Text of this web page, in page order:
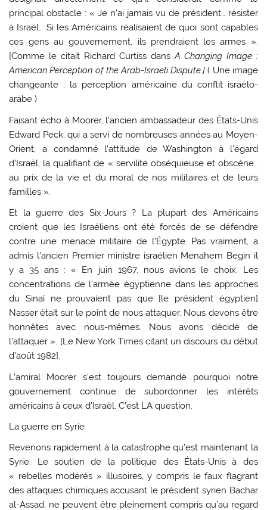
principal obstacle : « Je n’ai jamais vu de président… résister
à Israël… Si les Américains réalisaient de quoi sont capables
ces gens au gouvernement, ils prendraient les armes ».
[Comme le citait Richard Curtiss dansA Changing Image :
American Perception of the Arab-Israeli Dispute.]( Une image
changeante : la perception américaine du conflit israélo-
arabe )
Faisant écho à Moorer, l’ancien ambassadeur des États-Unis
Edward Peck, qui a servi de nombreuses années au Moyen-
Orient, a condamné l’attitude de Washington à l’égard
d’Israël, la qualifiant de « servilité obséquieuse et obscène…
au prix de la vie et du moral de nos militaires et de leurs
familles ».
Et la guerre des Six-Jours ? La plupart des Américains
croient que les Israéliens ont été forcés de se défendre
contre une menace militaire de l’Égypte. Pas vraiment, a
admis l’ancien Premier ministre israélien Menahem Begin il
y a 35 ans : « En juin 1967, nous avions le choix. Les
concentrations de l’armée égyptienne dans les approches
du Sinaï ne prouvaient pas que [le président égyptien]
Nasser était sur le point de nous attaquer. Nous devons être
honnêtes avec nous-mêmes. Nous avons décidé de
l’attaquer ». [Le New York Times citant un discours du début
d’août 1982].
L’amiral Moorer s’est toujours demandé pourquoi notre
gouvernement continue de subordonner les intérêts
américains à ceux d’Israël. C’est LA question.
La guerre en Syrie
Revenons rapidement à la catastrophe qu’est maintenant la
Syrie. Le soutien de la politique des États-Unis à des
« rebelles modérés » illusoires, y compris le faux flagrant
des attaques chimiques accusant le président syrien Bachar
al-Assad, ne peuvent être pleinement compris qu’au regard